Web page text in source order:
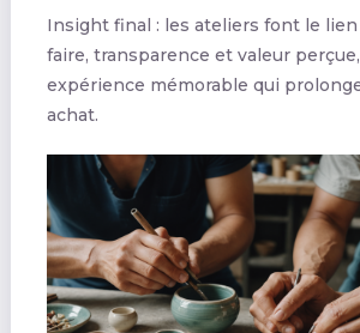
Insight final : les ateliers font le
faire, transparence et valeur
expérience mémorable qui prolonge
achat.